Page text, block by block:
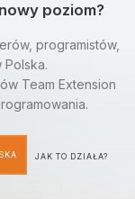
poziom?
programistów,
Polska.
Team Extension
JAK TO DZIAŁA?